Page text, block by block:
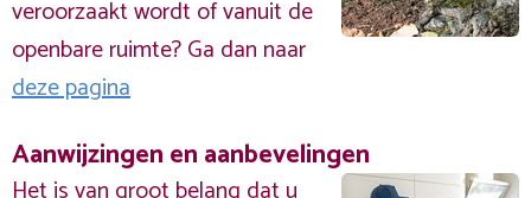
veroorzaakt wordt of vanuit de
openbare ruimte? Ga dan naar
deze pagina
Aanwijzingen en aanbevelingen